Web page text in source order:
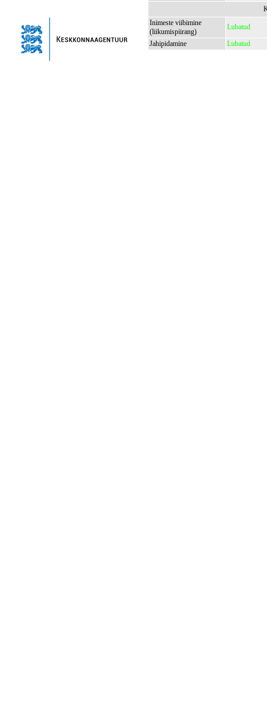
Inimeste viibimine
(liikumispiirang)
Lubatud
Jahipidamine
Lubatud